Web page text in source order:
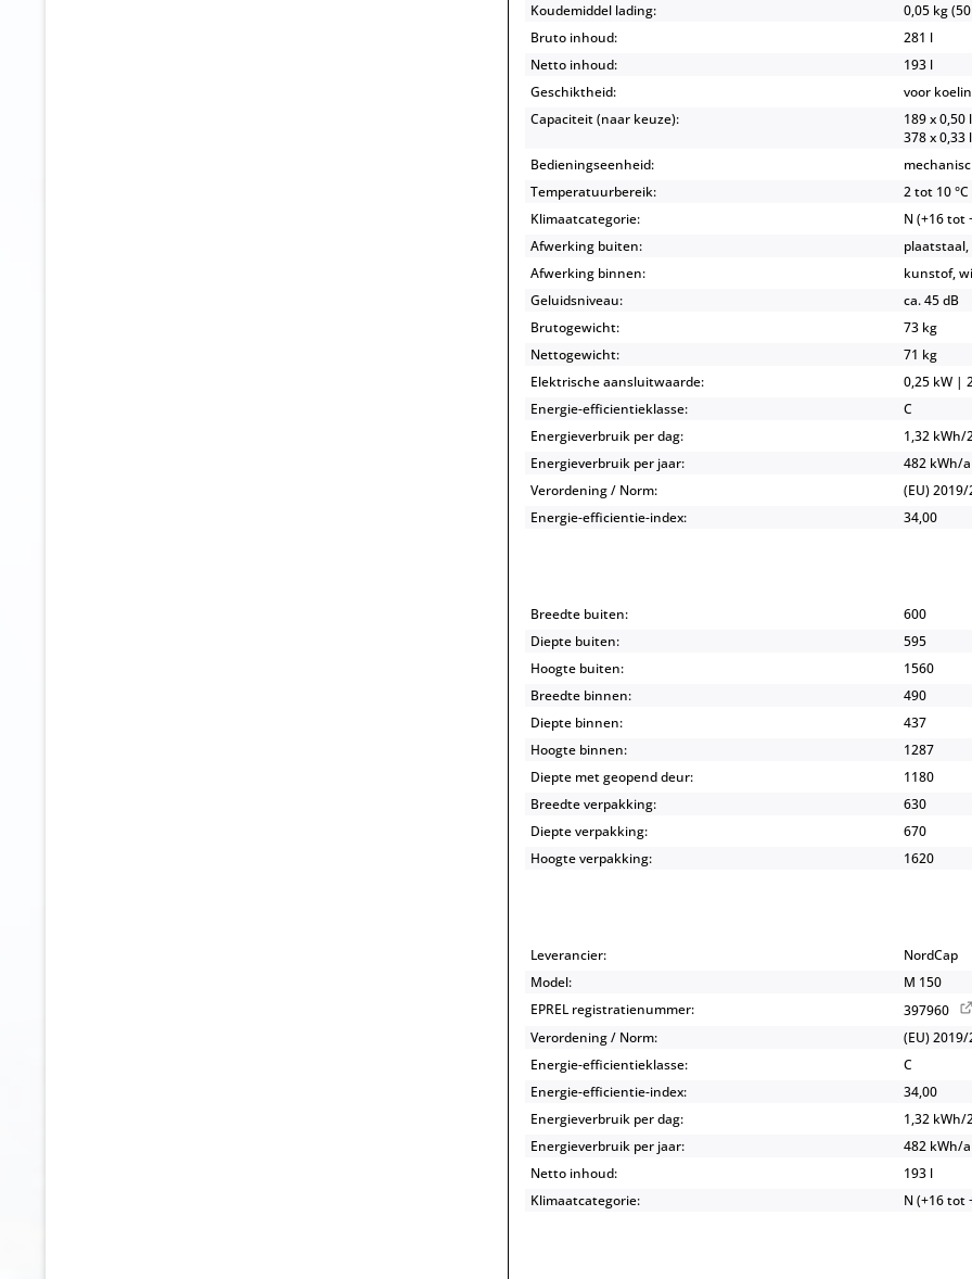
Koudemiddel lading:
0,05 kg
Bruto inhoud:
281 l
Netto inhoud:
193 l
Geschiktheid:
voor
Capaciteit (naar keuze):
189 x 0,50
378 x 0,33
Bedieningseenheid:
Temperatuurbereik:
2 tot 10 °C
Klimaatcategorie:
N (+16 tot
Afwerking buiten:
Afwerking binnen:
kunstof,
Geluidsniveau:
ca. 45 dB
Brutogewicht:
73 kg
Nettogewicht:
71 kg
Elektrische aansluitwaarde:
0,25 kW |
Energie-efficientieklasse:
C
Energieverbruik per dag:
1,32 kWh/
Energieverbruik per jaar:
482 kWh/
Verordening / Norm:
(EU)
Energie-efficientie-index:
34,00
Breedte buiten:
600
Diepte buiten:
595
Hoogte buiten:
1560
Breedte binnen:
490
Diepte binnen:
437
Hoogte binnen:
1287
Diepte met geopend deur:
1180
Breedte verpakking:
630
Diepte verpakking:
670
Hoogte verpakking:
1620
Leverancier:
NordCap
Model:
M 150
EPREL registratienummer:
397960
Verordening / Norm:
(EU)
Energie-efficientieklasse:
C
Energie-efficientie-index:
34,00
Energieverbruik per dag:
1,32 kWh/
Energieverbruik per jaar:
482 kWh/
Netto inhoud:
193 l
Klimaatcategorie:
N (+16 tot